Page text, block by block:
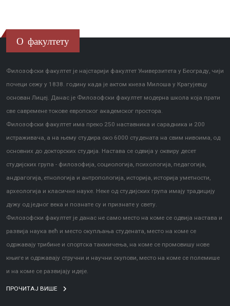
О факултету
Филозофски факултет је најстарији факултет Универзитета у Београду, чији
почеци сежу у 1838. годину када је актом кнеза Милоша у Крагујевцу
основан Лицеј. Данас је Филозофски факултет модерна школа која прати
све савремене токове европског академског простора.
Филозофски факултет има преко 250 наставника и сарадника и 200
истраживача, а на њему студира око 6000 студената на свим нивоима, од
основних до докторских студија. Настава се одвија у оквиру десет
студијских група - филозофија, социологија, психологија, педагогија,
андрагогија, етнологија и антропологија, историја, историја уметности,
археологија и класичне науке. Неке од студијских група имају традицију
дужу од једног века и познате су и признате у свету.
Филозофски факултет је данас не само место на коме се одвија настава и
развија наука већ и место окупљања студената, место на коме се
одржавају трибине и спортска такмичења, на коме се промовишу нове
књиге и одржавају стручни и научни скупови, место на коме се полемише
и на коме се развијају идеје.
ПРОЧИТАЈ ВИШЕ